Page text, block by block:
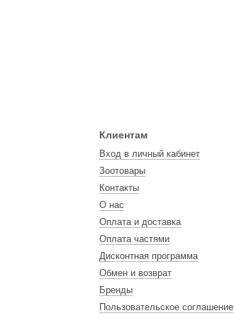
Клиентам
Вход в личный кабинет
Зоотовары
Контакты
О нас
Оплата и доставка
Оплата частями
Дисконтная программа
Обмен и возврат
Бренды
Пользовательское соглашение